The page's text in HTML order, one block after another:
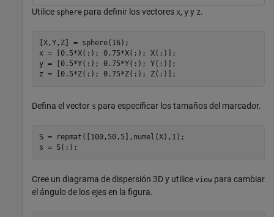
Utilice sphere para definir los vectores x, y y z.
[X,Y,Z] = sphere(16);
x = [0.5*X(:); 0.75*X(:); X(:)];
y = [0.5*Y(:); 0.75*Y(:); Y(:)];
z = [0.5*Z(:); 0.75*Z(:); Z(:)];
Defina el vector s para especificar los tamaños del marcador.
S = repmat([100,50,5],numel(X),1);
s = S(:);
Cree un diagrama de dispersión 3D y utilice view para cambiar
el ángulo de los ejes en la figura.